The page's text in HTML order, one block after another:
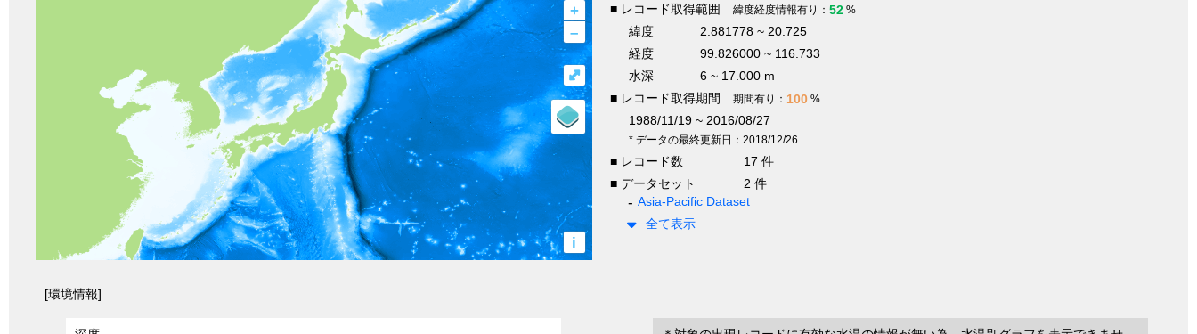
+
–
i
⤢
■ レコード取得範囲 緯度経度情報有り： 52 %
緯度
2.881778 ~ 20.725
経度
99.826000 ~ 116.733
水深
6 ~ 17.000 m
■ レコード取得期間
期間有り： 100 %
1988/11/19 ~ 2016/08/27
* データの最終更新日：2018/12/26
■ レコード数
17 件
■ データセット
2 件
Asia-Pacific Dataset
全て表示
[環境情報]